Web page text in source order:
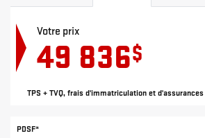
Votre prix
49 836$
TPS + TVQ, frais d'immatriculation et
PDSF*